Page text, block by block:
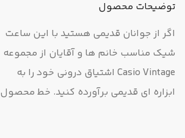
توضیحات محصول
اگر از جوانان قدیمی هستید با این ساعت
شیک مناسب خانم ها و آقایان از مجموعه
Casio Vintage اشتیاق درونی خود را به
ابزاره ای قدیمی برآورده کنید. خط محصول